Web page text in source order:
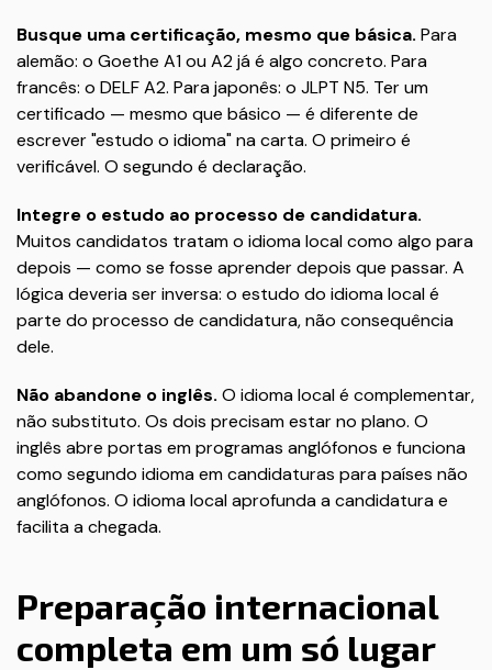
Busque uma certificação, mesmo que básica. Para
alemão: o Goethe A1 ou A2 já é algo concreto. Para
francês: o DELF A2. Para japonês: o JLPT N5. Ter um
certificado — mesmo que básico — é diferente de
escrever "estudo o idioma" na carta. O primeiro é
verificável. O segundo é declaração.
Integre o estudo ao processo de candidatura.
Muitos candidatos tratam o idioma local como algo para
depois — como se fosse aprender depois que passar. A
lógica deveria ser inversa: o estudo do idioma local é
parte do processo de candidatura, não consequência
dele.
Não abandone o inglês. O idioma local é complementar,
não substituto. Os dois precisam estar no plano. O
inglês abre portas em programas anglófonos e funciona
como segundo idioma em candidaturas para países não
anglófonos. O idioma local aprofunda a candidatura e
facilita a chegada.
Preparação internacional
completa em um só lugar